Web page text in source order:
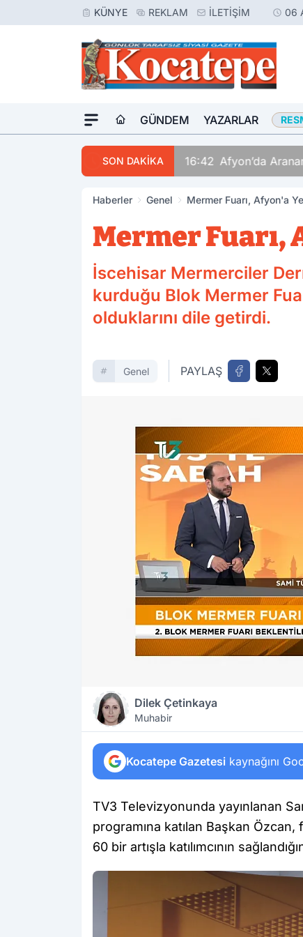
KÜNYE REKLAM İLETIŞIM 06
GÜNDEM YAZARLAR
SON DAKİKA 16:42 Afyon’da
Haberler Genel Mermer Fuarı, Afyon'a
Mermer Fuarı,
İscehisar Mermerciler
kurduğu Blok Mermer
olduklarını dile getirdi.
Genel PAYLAŞ
Dilek Çetinkaya
Muhabir
Kocatepe Gazetesi kaynağını
TV3 Televizyonunda yayınlanan
programına katılan Başkan
60 bir artışla katılımcının